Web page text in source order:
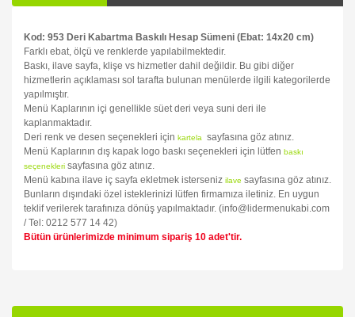
Kod: 953 Deri Kabartma Baskılı Hesap Sümeni (Ebat: 14x20 cm)
Farklı ebat, ölçü ve renklerde yapılabilmektedir.
Baskı, ilave sayfa, klişe vs hizmetler dahil değildir. Bu gibi diğer
hizmetlerin açıklaması sol tarafta bulunan menülerde ilgili kategorilerde
yapılmıştır.
Menü Kaplarının içi genellikle süet deri veya suni deri ile
kaplanmaktadır.
Deri renk ve desen seçenekleri için kartela
sayfasına göz atınız.
Menü Kaplarının dış kapak logo baskı seçenekleri için lütfen baskı
seçenekleri sayfasına göz atınız.
Menü kabına ilave iç sayfa ekletmek isterseniz ilave sayfasına göz atınız.
Bunların dışındaki özel isteklerinizi lütfen firmamıza iletiniz. En uygun
teklif verilerek tarafınıza dönüş yapılmaktadır. (info@lidermenukabi.com
/ Tel: 0212 577 14 42)
Bütün ürünlerimizde minimum sipariş 10 adet'tir.
kullanarak tarafımıza iletebilirsiniz.